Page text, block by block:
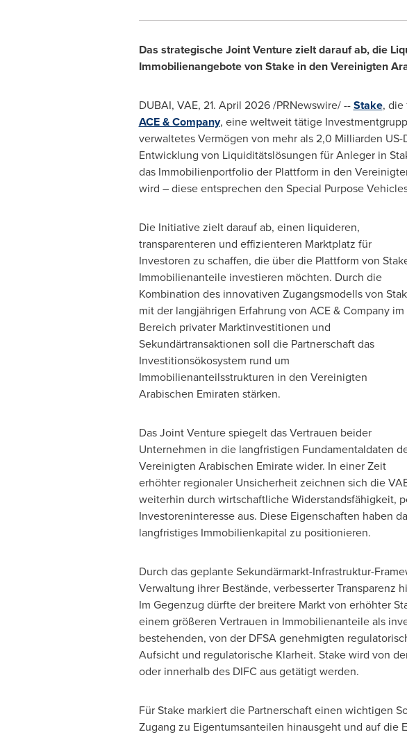
Das strategische Joint Venture zielt darauf ab, die
Immobilienangebote von Stake in den Vereinigten
DUBAI, VAE, 21. April 2026/PRNewswire/ --Stake, die
ACE & Company, eine weltweit tätige
verwaltetes Vermögen von mehr als 2,0 Milliarden
Entwicklung von Liquiditätslösungen für Anleger in
das Immobilienportfolio der Plattform in den
wird – diese entsprechen den Special Purpose
Die Initiative zielt darauf ab, einen liquideren,
transparenteren und effizienteren Marktplatz für
Investoren zu schaffen, die über die Plattform von
Immobilienanteile investieren möchten. Durch die
Kombination des innovativen Zugangsmodells von
mit der langjährigen Erfahrung von ACE & Company im
Bereich privater Marktinvestitionen und
Sekundärtransaktionen soll die Partnerschaft das
Investitionsökosystem rund um
Immobilienanteilsstrukturen in den Vereinigten
Arabischen Emiraten stärken.
Das Joint Venture spiegelt das Vertrauen beider
Unternehmen in die langfristigen Fundamentaldaten
Vereinigten Arabischen Emirate wider. In einer Zeit
erhöhter regionaler Unsicherheit zeichnen sich die
weiterhin durch wirtschaftliche Widerstandsfähigkeit,
Investoreninteresse aus. Diese Eigenschaften haben
langfristiges Immobilienkapital zu positionieren.
Durch das geplante Sekundärmarkt-Infrastruktur-
Verwaltung ihrer Bestände, verbesserter
Im Gegenzug dürfte der breitere Markt von erhöhter
einem größeren Vertrauen in Immobilienanteile als
bestehenden, von der DFSA genehmigten
Aufsicht und regulatorische Klarheit. Stake wird von
oder innerhalb des DIFC aus getätigt werden.
Für Stake markiert die Partnerschaft einen wichtigen
Zugang zu Eigentumsanteilen hinausgeht und auf die